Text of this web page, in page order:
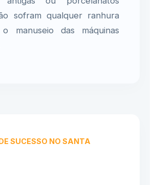
sofram qualquer ranhura
manuseio das máquinas
SUCESSO NO SANTA